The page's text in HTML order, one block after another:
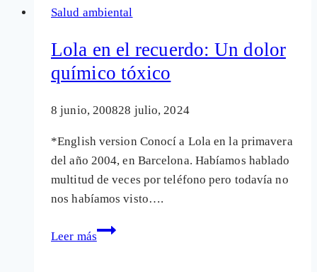
Salud ambiental
Lola en el recuerdo: Un dolor
químico tóxico
8 junio, 200828 julio, 2024
*English version Conocí a Lola en la primavera
del año 2004, en Barcelona. Habíamos hablado
multitud de veces por teléfono pero todavía no
nos habíamos visto….
Leer más
Lola